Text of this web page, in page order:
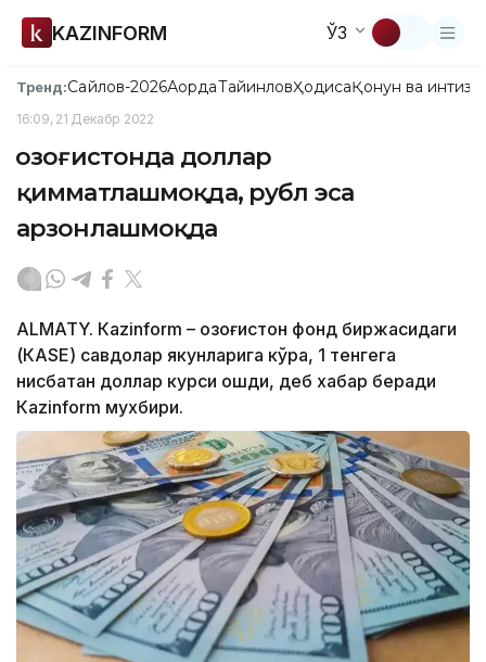
KAZINFORM ЎЗ
Тренд:Сайлов-2026АқордаТайинловҲодисаҚонун ва
16:09, 21 Декабр 2022
Қозоғистонда доллар
қимматлашмоқда, рубл эса
арзонлашмоқда
ALMATY. Кazinform – Қозоғистон фонд биржасидаги
(КАSЕ) савдолар якунларига кўра, 1 тенгега
нисбатан доллар курси ошди, деб хабар беради
Кazinform мухбири.